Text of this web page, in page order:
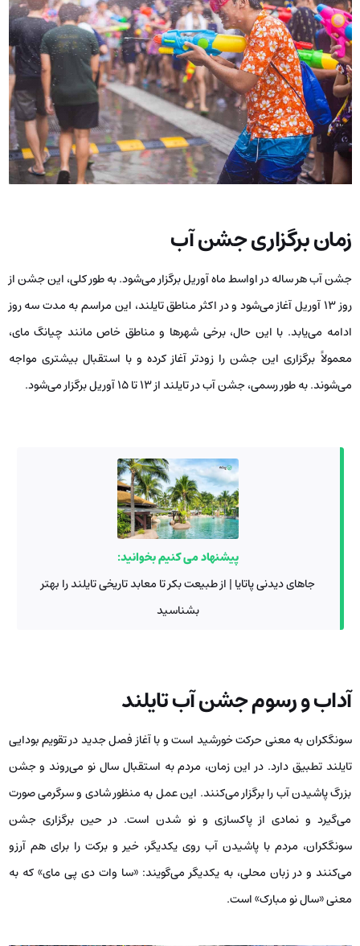
زمان برگزاری جشن آب
جشن آب هر ساله در اواسط ماه آوریل برگزار می‌شود. به ‌طور کلی، این جشن از
روز ۱۳ آوریل آغاز می‌شود و در اکثر مناطق تایلند، این مراسم به مدت سه روز
ادامه می‌یابد. با این حال، برخی شهرها و مناطق خاص مانند چیانگ مای،
معمولاً برگزاری این جشن را زودتر آغاز کرده و با استقبال بیشتری مواجه
می‌شوند. به ‌طور رسمی، جشن آب در تایلند از ۱۳ تا ۱۵ آوریل برگزار می‌شود.
پیشنهاد می کنیم بخوانید:
جاهای دیدنی ‌پاتایا | از طبیعت بکر تا معابد تاریخی تایلند را بهتر
بشناسید
آداب و رسوم جشن آب تایلند
سونگکران به معنی حرکت خورشید است و با آغاز فصل جدید در تقویم بودایی
تایلند تطبیق دارد. در این زمان، مردم به استقبال سال نو می‌روند و جشن
بزرگ پاشیدن آب را برگزار می‌کنند. این عمل به منظور شادی و سرگرمی صورت
می‌گیرد و نمادی از پاکسازی و نو شدن است. در حین برگزاری جشن
سونگکران، مردم با پاشیدن آب روی یکدیگر، خیر و برکت را برای هم آرزو
می‌کنند و در زبان محلی، به یکدیگر می‌گویند: «سا وات دی پی مای» که به
معنی «سال نو مبارک» است.